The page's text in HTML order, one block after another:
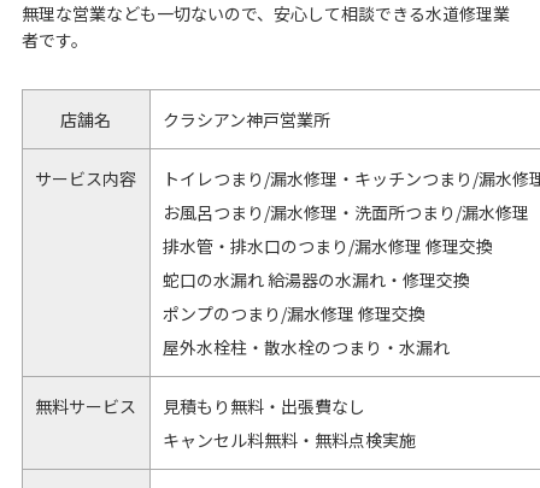
無理な営業なども一切ないので、安心して相談できる水道修理業
者です。
店舗名 クラシアン神戸営業所
サービス内容
トイレつまり/漏水修理・キッチンつまり/漏水修
お風呂つまり/漏水修理・洗面所つまり/漏水修理
排水管・排水口のつまり/漏水修理 修理交換
蛇口の水漏れ 給湯器の水漏れ・修理交換
ポンプのつまり/漏水修理 修理交換
屋外水栓柱・散水栓のつまり・水漏れ
無料サービス
見積もり無料・出張費なし
キャンセル料無料・無料点検実施